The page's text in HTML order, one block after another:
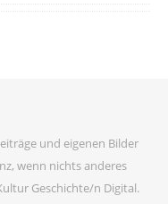
und eigenen Bilder
wenn nichts anderes
Geschichte/n Digital.